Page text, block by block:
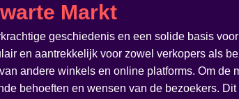
Markt
geschiedenis en een solide basis
en aantrekkelijk voor zowel verkopers als
andere winkels en online platforms. Om
behoeften en wensen van de bezoekers.